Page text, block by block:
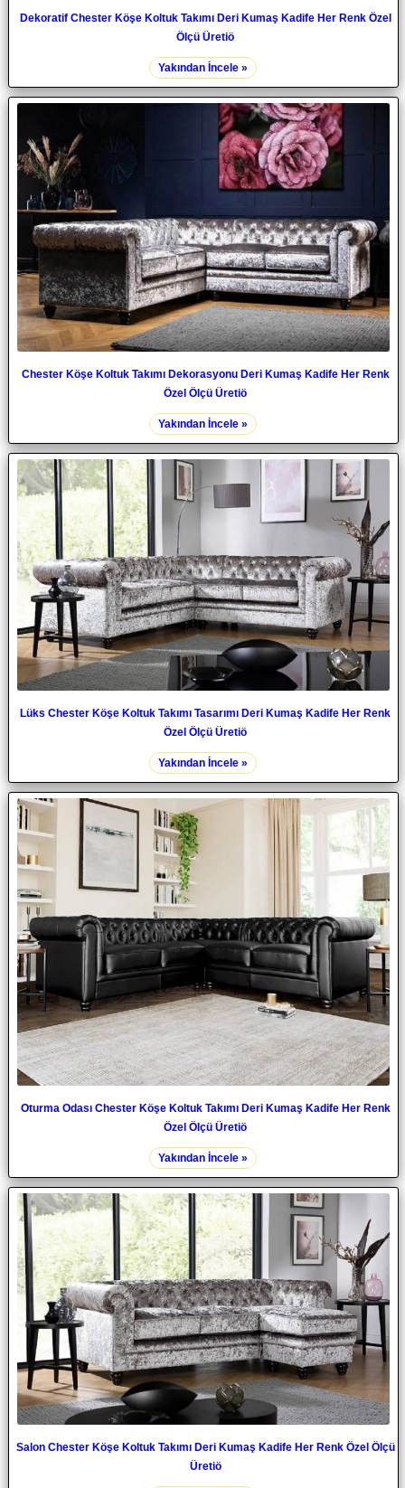
Dekoratif Chester Köşe Koltuk Takımı Deri Kumaş Kadife Her Renk Özel
Ölçü Üretiö
Yakından İncele »
Chester Köşe Koltuk Takımı Dekorasyonu Deri Kumaş Kadife Her Renk
Özel Ölçü Üretiö
Yakından İncele »
Lüks Chester Köşe Koltuk Takımı Tasarımı Deri Kumaş Kadife Her Renk
Özel Ölçü Üretiö
Yakından İncele »
Oturma Odası Chester Köşe Koltuk Takımı Deri Kumaş Kadife Her Renk
Özel Ölçü Üretiö
Yakından İncele »
Salon Chester Köşe Koltuk Takımı Deri Kumaş Kadife Her Renk Özel Ölçü
Üretiö